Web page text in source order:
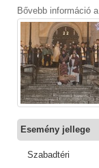
Bővebb információ a
Esemény jellege
Szabadtéri